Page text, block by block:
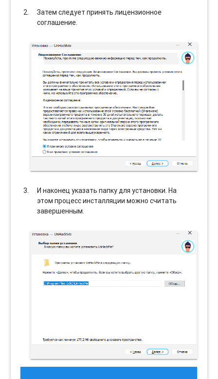
Затем следует принять лицензионное
соглашение.
И наконец указать папку для установки. На
этом процесс инсталляции можно считать
завершенным.